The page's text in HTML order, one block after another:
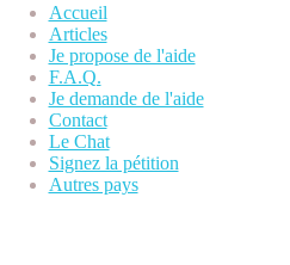
Accueil
Articles
Je propose de l'aide
F.A.Q.
Je demande de l'aide
Contact
Le Chat
Signez la pétition
Autres pays